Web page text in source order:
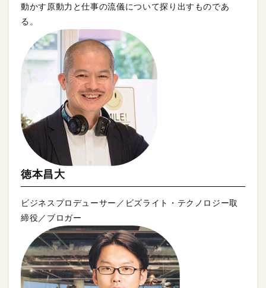
動かす原動力と仕事の流儀について探り出すものであ
る。
徳本昌大
ビジネスプロデューサー／ビズライト・テクノロジー取
締役／ブロガー